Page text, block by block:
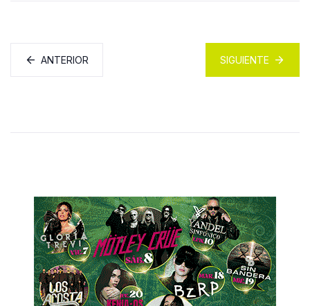
ANTERIOR SIGUIENTE